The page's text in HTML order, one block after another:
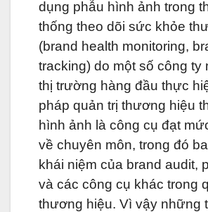
dụng phẫu hình ảnh trong
thống theo dõi sức khỏe
(brand health monitoring,
tracking) do một số công ty
thị trường hàng đầu thực
pháp quản trị thương hiệu
hình ảnh là công cụ đạt
về chuyên môn, trong đó
khái niệm của brand audit,
và các công cụ khác trong
thương hiệu. Vì vậy những